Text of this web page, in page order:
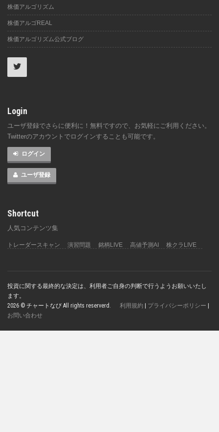
株価アルゴリズム
株価アルゴREAL
株価アルゴリズム公式ブログ
Login
ユーザ登録でさらに便利に！無料ですので、お気軽にご利用ください。
Twitterのアカウントでログインすることも可能です。
ログイン
ユーザ登録
Shortcut
人気コンテンツ集
トレーダースキャン 演習問題 銘柄LIVE 高値予測AI 株クラLIVE
投資に関する最終的な決定は、利用者ご自身の判断で行うようお願いいたし
ます。
2026 © チャートなび All rights reserverd. 利用規約 | プライバシーポリシー |
お問い合わせ